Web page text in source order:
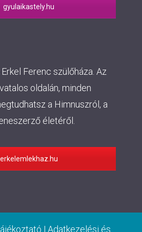
gyulaikastely.hu
Ferenc szülőháza. Az
oldalán, minden
a Himnuszról, a
életéről.
erkelemlekhaz.hu
| Adatkezelési és